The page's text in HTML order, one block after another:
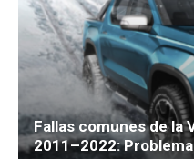
Fallas comunes de la
2011–2022: